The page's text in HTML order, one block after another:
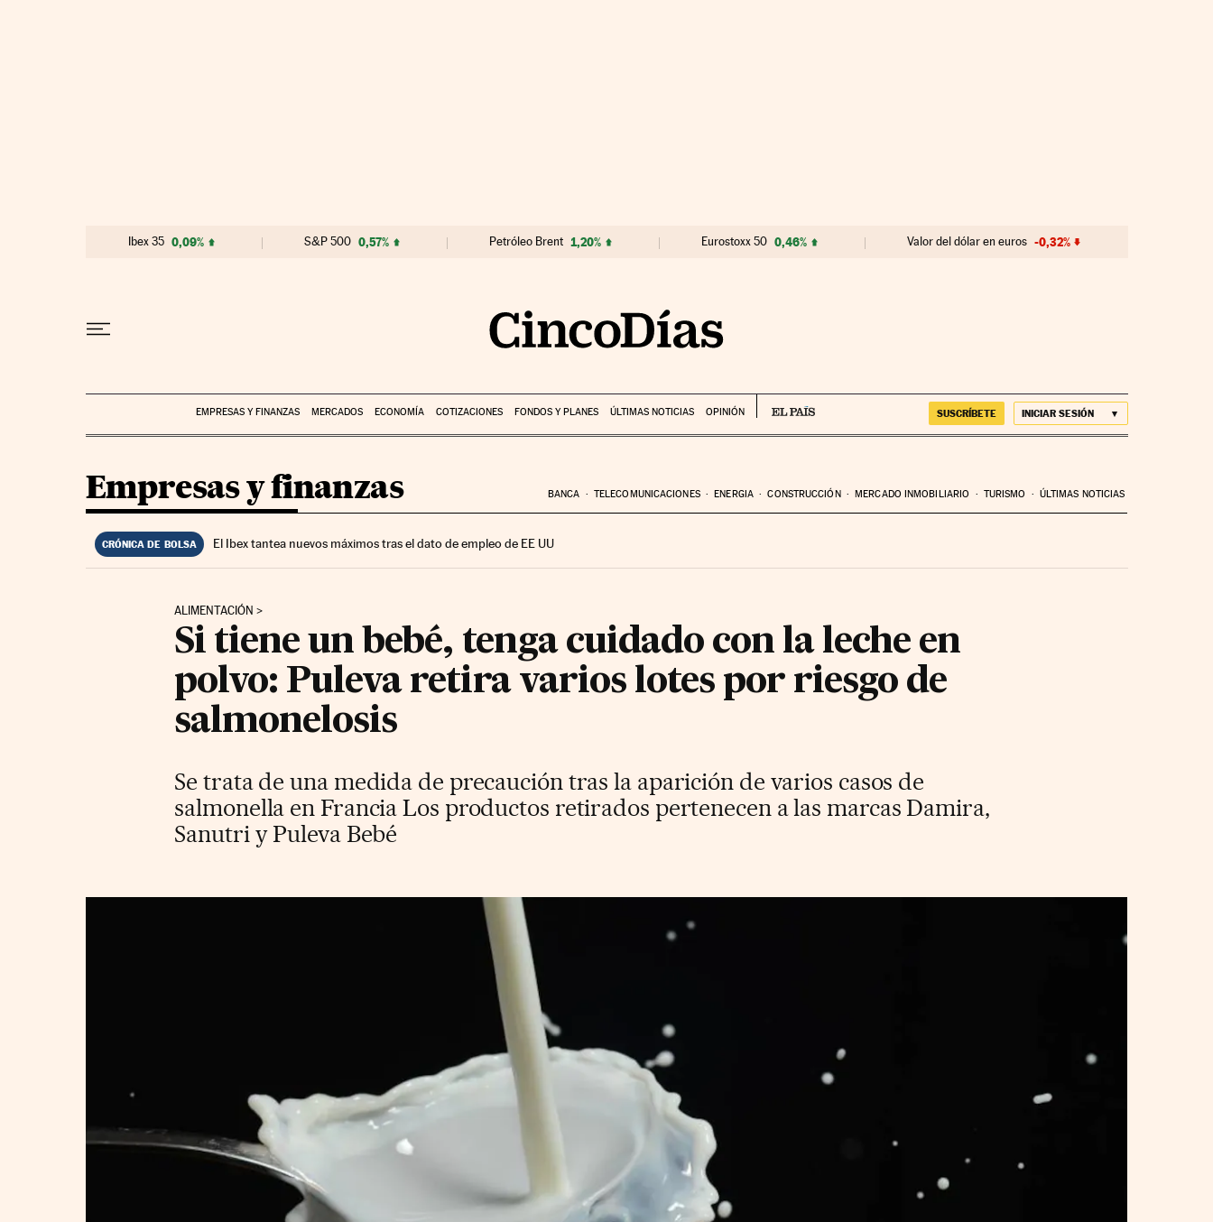
Ibex 35 0,09% S&P 500 0,57% Petróleo Brent 1,20% Eurostoxx 50 0,46% Valor del dólar en euros -0,32%
EMPRESAS Y FINANZAS MERCADOS ECONOMÍA COTIZACIONES FONDOS Y PLANES ÚLTIMAS NOTICIAS OPINIÓN SUSCRÍBETE INICIAR SESIÓN
Empresas y finanzas BANCA TELECOMUNICACIONES ENERGIA CONSTRUCCIÓN MERCADO INMOBILIARIO TURISMO ÚLTIMAS NOTICIAS
CRÓNICA DE BOLSA El Ibex tantea nuevos máximos tras el dato de empleo de EE UU
ALIMENTACIÓN
Si tiene un bebé, tenga cuidado con la leche en
polvo: Puleva retira varios lotes por riesgo de
salmonelosis
Se trata de una medida de precaución tras la aparición de varios casos de
salmonella en Francia Los productos retirados pertenecen a las marcas Damira,
Sanutri y Puleva Bebé